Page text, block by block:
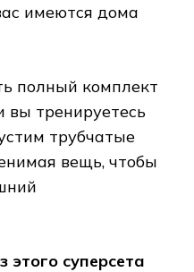
имеются дома
полный комплект
вы тренируетесь
трубчатые
вещь, чтобы
этого суперсета